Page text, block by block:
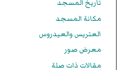
تاريخ المسجد
مكانة المسجد
العتريس والعيدروس
معرض صور
مقالات ذات صلة